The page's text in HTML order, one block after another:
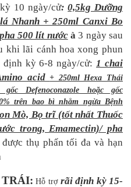
10 ngày/cử:0,5kg Dưỡng
Nhanh + 250ml Canxi Bo
500 lít nước à 3 ngày sau
khi lãi cánh hoa xong phun
kỳ 6-8 ngày/cử: 1 chai
acid+ 250ml Hexa Thái
Defenoconazole hoặc gốc
trên bao bì nhằm ngừa Bệnh
Mò, Bọ trĩ (tốt nhất Thuốc
trong, Emamectin)/ pha
thụ phấn tối đa và hạn
Hỗ trợ rãi định kỳ 15-